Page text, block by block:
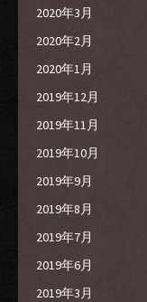
2020年3月
2020年2月
2020年1月
2019年12月
2019年11月
2019年10月
2019年9月
2019年8月
2019年7月
2019年6月
2019年3月